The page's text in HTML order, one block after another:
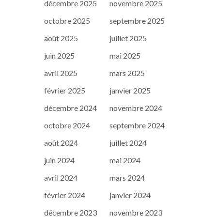
décembre 2025
novembre 2025
octobre 2025
septembre 2025
août 2025
juillet 2025
juin 2025
mai 2025
avril 2025
mars 2025
février 2025
janvier 2025
décembre 2024
novembre 2024
octobre 2024
septembre 2024
août 2024
juillet 2024
juin 2024
mai 2024
avril 2024
mars 2024
février 2024
janvier 2024
décembre 2023
novembre 2023